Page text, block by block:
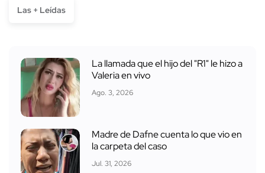
Las + Leídas
La llamada que el hijo del "R1" le hizo a
Valeria en vivo
Ago. 3, 2026
Madre de Dafne cuenta lo que vio en
la carpeta del caso
Jul. 31, 2026